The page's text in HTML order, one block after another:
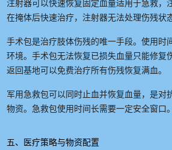
注射器可以快速恢复固定血量适用于急救，
在掩体后快速治疗，注射器无法处理伤残状
手术包是治疗肢体伤残的唯一手段。使用时
环境。手术包无法恢复已损失血量只能修复
返回基地可以免费治疗所有伤残恢复满血。
军用急救包可以同时止血并恢复血量，是对
物资。急救包使用时间长需要一定安全窗口。
五、医疗策略与物资配置